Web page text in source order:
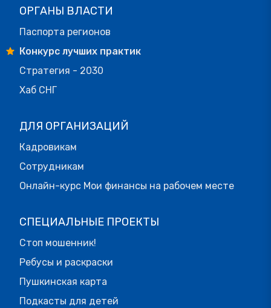
ОРГАНЫ ВЛАСТИ
Паспорта регионов
Конкурс лучших практик
Стратегия - 2030
Хаб СНГ
ДЛЯ ОРГАНИЗАЦИЙ
Кадровикам
Сотрудникам
Онлайн-курс Мои финансы на рабочем месте
СПЕЦИАЛЬНЫЕ ПРОЕКТЫ
Стоп мошенник!
Ребусы и раскраски
Пушкинская карта
Подкасты для детей